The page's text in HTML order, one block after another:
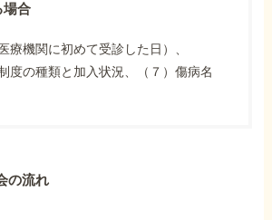
場合
療機関に初めて受診した日）、
度の種類と加入状況、（７）傷病名
の流れ